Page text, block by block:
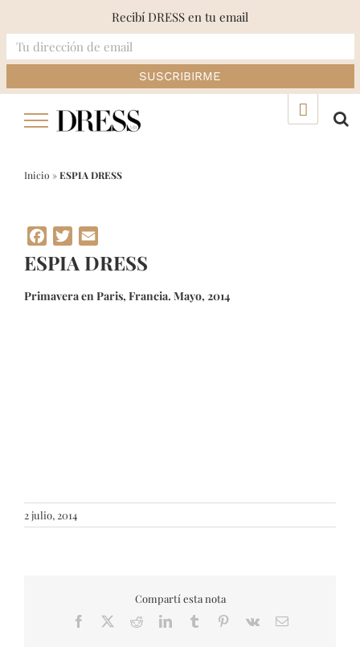
Inicio »ESPIA DRESS
Facebook
Twitter
ESPIA DRESS
Primavera en Paris, Francia. Mayo, 2014
2 julio, 2014
Compartí esta nota
Facebook RedditLinkedInTumblr Pinterest
Vk Email
Recibí DRESS en tu email